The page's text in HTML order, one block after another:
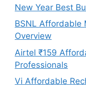
New Year Best
BSNL Affordable
Overview
Airtel ₹159
Professionals
Vi Affordable